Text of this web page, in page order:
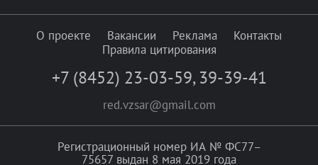
О проекте Вакансии Реклама
Контакты
Правила цитирования
+7 (8452) 23-03-59, 39-39-41
red.vzsar@gmail.com
Регистрационный номер ИА № ФС77–
75657 выдан 8 мая 2019 года